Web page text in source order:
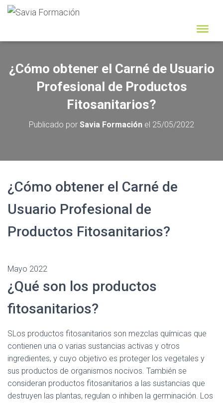
¿Cómo obtener el Carné de Usuario
Profesional de Productos
Fitosanitarios?
Publicado por Savia Formación el 25/05/2022
¿Cómo obtener el Carné de
Usuario Profesional de
Productos Fitosanitarios?
Mayo 2022
¿Qué son los productos
fitosanitarios?
SLos productos fitosanitarios son mezclas químicas que
contienen una o varias sustancias activas y otros
ingredientes, y cuyo objetivo es proteger los vegetales y
sus productos de organismos nocivos. También se
consideran productos fitosanitarios a las sustancias que
destruyen las plantas, regulan o inhiben la germinación. Los